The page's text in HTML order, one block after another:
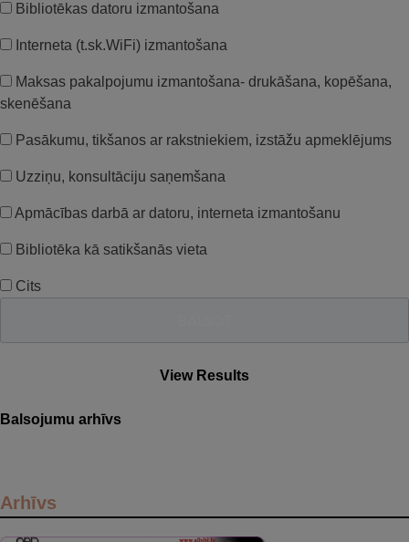
Bibliotēkas datoru izmantošana
Interneta (t.sk.WiFi) izmantošana
Maksas pakalpojumu izmantošana- drukāšana, kopēšana,
skenēšana
Pasākumu, tikšanos ar rakstniekiem, izstāžu apmeklējums
Uzziņu, konsultāciju saņemšana
Apmācības darbā ar datoru, interneta izmantošanu
Bibliotēka kā satikšanās vieta
Cits
View Results
Balsojumu arhīvs
Arhīvs